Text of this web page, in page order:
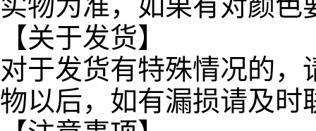
实物为准，如果有对颜
【关于发货】
对于发货有特殊情况的
物以后，如有漏损请及时